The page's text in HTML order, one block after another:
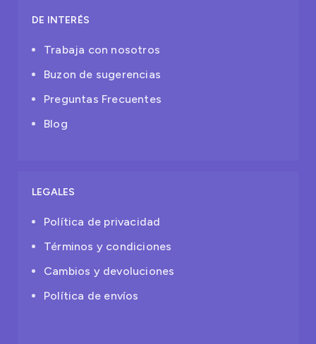
DE INTERÉS
Trabaja con nosotros
Buzon de sugerencias
Preguntas Frecuentes
Blog
LEGALES
Política de privacidad
Términos y condiciones
Cambios y devoluciones
Política de envíos